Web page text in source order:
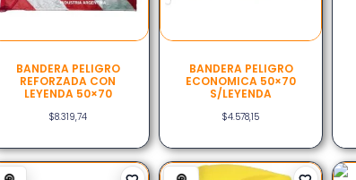
BANDERA PELIGRO
REFORZADA CON
LEYENDA 50×70
$8.319,74
BANDERA PELIGRO
ECONOMICA 50×70
S/LEYENDA
$4.578,15